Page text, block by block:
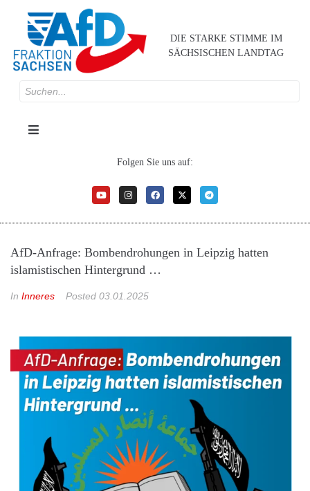
DIE STARKE STIMME IM
SÄCHSISCHEN LANDTAG
Folgen Sie uns auf:
AfD-Anfrage: Bombendrohungen in Leipzig hatten
islamistischen Hintergrund …
In Inneres Posted 03.01.2025